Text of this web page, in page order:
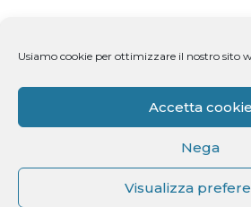
Usiamo cookie per ottimizzare il nostro sito
Accetta cookie
Nega
Visualizza
sensi dell'art. 13 del D.lgs. n.